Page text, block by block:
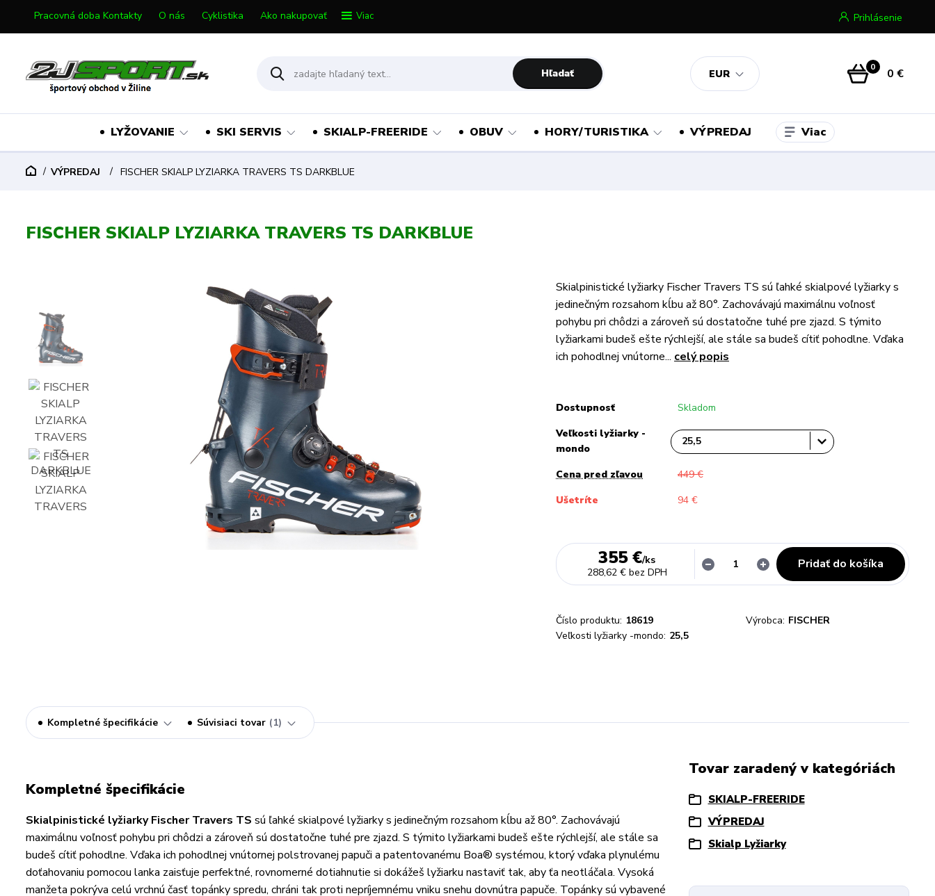
Pracovná doba Kontakty O nás Cyklistika Ako nakupovať Viac
EUR
Prihlásenie
Hľadať 0 0 €
LYŽOVANIE SKI SERVIS SKIALP-FREERIDE OBUV HORY/TURISTIKA VÝPREDAJ Viac
VÝPREDAJ FISCHER SKIALP LYZIARKA TRAVERS TS DARKBLUE
FISCHER SKIALP LYZIARKA TRAVERS TS DARKBLUE
Skialpinistické lyžiarky Fischer Travers TS sú ľahké skialpové lyžiarky s
jedinečným rozsahom kĺbu až 80°. Zachovávajú maximálnu voľnosť
pohybu pri chôdzi a zároveň sú dostatočne tuhé pre zjazd. S týmito
lyžiarkami budeš ešte rýchlejší, ale stále sa budeš cítiť pohodlne. Vďaka
ich pohodlnej vnútorne... celý popis
Dostupnosť
Skladom
Veľkosti lyžiarky -
mondo
Cena pred zľavou
449 €
Ušetríte
94 €
355 €/ks
288,62 € bez DPH
Pridať do košíka
Číslo produktu: 18619 Výrobca: FISCHER
Veľkosti lyžiarky -mondo: 25,5
Kompletné špecifikácie Súvisiaci tovar 1
Kompletné špecifikácie
Skialpinistické lyžiarky Fischer Travers TS sú ľahké skialpové lyžiarky s jedinečným rozsahom kĺbu až 80°. Zachovávajú
maximálnu voľnosť pohybu pri chôdzi a zároveň sú dostatočne tuhé pre zjazd. S týmito lyžiarkami budeš ešte rýchlejší, ale stále sa
budeš cítiť pohodlne. Vďaka ich pohodlnej vnútornej polstrovanej papuči a patentovanému Boa® systémou, ktorý vďaka plynulému
doťahovaniu pomocou lanka zaisťuje perfektné, rovnomerné dotiahnutie si dokážeš lyžiarku nastaviť tak, aby ťa neotláčala. Vysoká
manžeta pokrýva celú vrchnú časť topánky spredu, chráni tak proti nepríjemnému vniku snehu dovnútra papuče. Topánky sú vybavené
Tovar zaradený v kategóriách
SKIALP-FREERIDE
VÝPREDAJ
Skialp Lyžiarky